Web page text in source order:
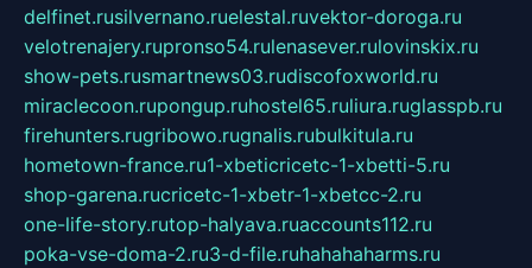
delfinet.rusilvernano.ruelestal.ruvektor-doroga.ru
velotrenajery.rupronso54.rulenasever.rulovinskix.ru
show-pets.rusmartnews03.rudiscofoxworld.ru
miraclecoon.rupongup.ruhostel65.ruliura.ruglasspb.ru
firehunters.rugribowo.rugnalis.rubulkitula.ru
hometown-france.ru1-xbeticricetc-1-xbetti-5.ru
shop-garena.rucricetc-1-xbetr-1-xbetcc-2.ru
one-life-story.rutop-halyava.ruaccounts112.ru
poka-vse-doma-2.ru3-d-file.ruhahahaharms.ru